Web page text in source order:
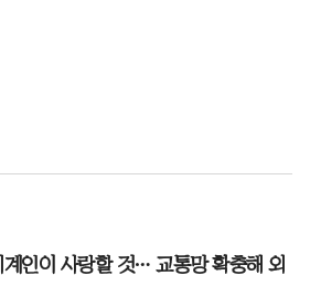
인이 사랑할 것… 교통망 확충해 외